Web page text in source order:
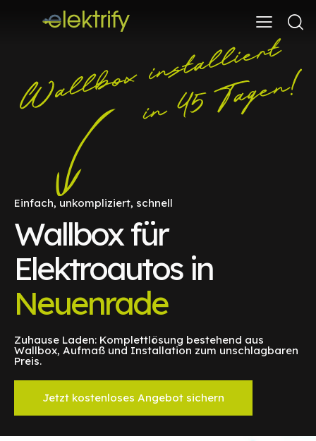
Einfach, unkompliziert, schnell
Wallbox für
Elektroautos in
Neuenrade
Zuhause Laden: Komplettlösung bestehend aus
Wallbox, Aufmaß und Installation zum unschlagbaren
Preis.
Jetzt kostenloses Angebot sichern